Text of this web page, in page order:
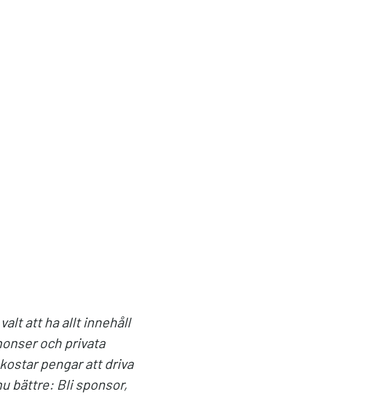
att ha allt innehåll
och privata
pengar att driva
bättre: Bli sponsor,